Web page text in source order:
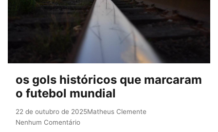
os gols históricos que marcaram
o futebol mundial
22 de outubro de 2025Matheus Clemente
Nenhum Comentário